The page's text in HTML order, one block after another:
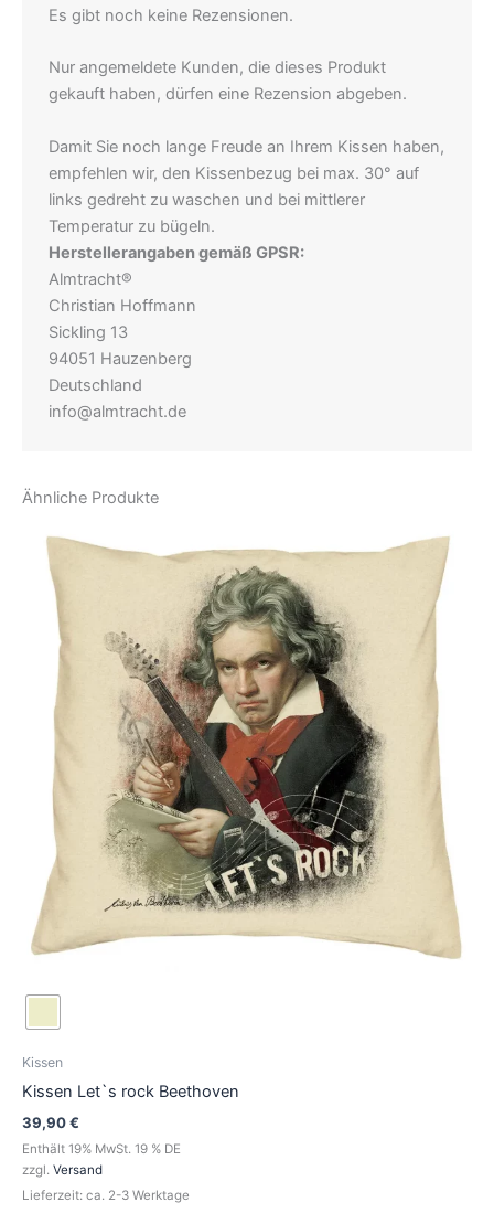
Es gibt noch keine Rezensionen.
Nur angemeldete Kunden, die dieses Produkt
gekauft haben, dürfen eine Rezension abgeben.
Damit Sie noch lange Freude an Ihrem Kissen haben,
empfehlen wir, den Kissenbezug bei max. 30° auf
links gedreht zu waschen und bei mittlerer
Temperatur zu bügeln.
Herstellerangaben gemäß GPSR:
Almtracht®
Christian Hoffmann
Sickling 13
94051 Hauzenberg
Deutschland
info@almtracht.de
Ähnliche Produkte
Kissen
Kissen Let`s rock Beethoven
39,90€
Enthält 19% MwSt. 19 % DE
zzgl. Versand
Lieferzeit: ca. 2-3 Werktage
Produkt
weist
mehrere
Varianten
auf.
Die
Optionen
können
auf
der
Produktseite
gewählt
werden